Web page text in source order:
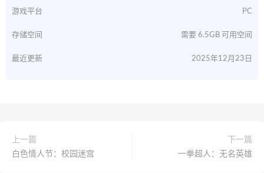
游戏平台 PC
存储空间 需要 6.5GB 可用空间
最近更新 2025年12月23日
上一篇
白色情人节：校园迷宫
下一篇
一拳超人：无名英雄